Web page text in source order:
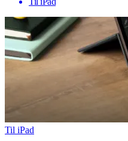
Til iPad